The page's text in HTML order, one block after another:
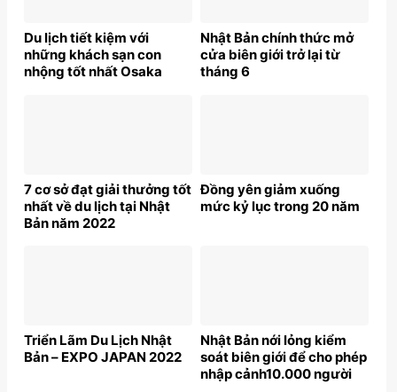
Du lịch tiết kiệm với
những khách sạn con
nhộng tốt nhất Osaka
Nhật Bản chính thức mở
cửa biên giới trở lại từ
tháng 6
7 cơ sở đạt giải thưởng tốt
nhất về du lịch tại Nhật
Bản năm 2022
Đồng yên giảm xuống
mức kỷ lục trong 20 năm
Triển Lãm Du Lịch Nhật
Bản – EXPO JAPAN 2022
Nhật Bản nới lỏng kiểm
soát biên giới để cho phép
nhập cảnh10.000 người